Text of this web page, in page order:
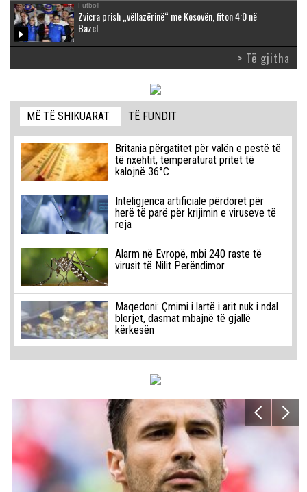
Futboll
Zvicra prish „vëllazërinë“ me Kosovën, fiton 4:0 në
Bazel
> Të gjitha
MË TË SHIKUARAT TË FUNDIT
Britania përgatitet për valën e pestë të
të nxehtit, temperaturat pritet të
kalojnë 36°C
Inteligjenca artificiale përdoret për
herë të parë për krijimin e viruseve të
reja
Alarm në Evropë, mbi 240 raste të
virusit të Nilit Perëndimor
Maqedoni: Çmimi i lartë i arit nuk i ndal
blerjet, dasmat mbajnë të gjallë
kërkesën